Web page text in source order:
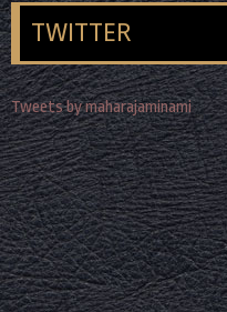
TWITTER
Tweets by maharajaminami